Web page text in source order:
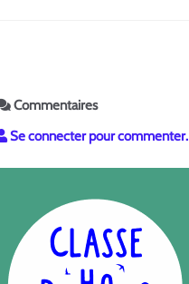
Commentaires
Se connecter pour commenter.